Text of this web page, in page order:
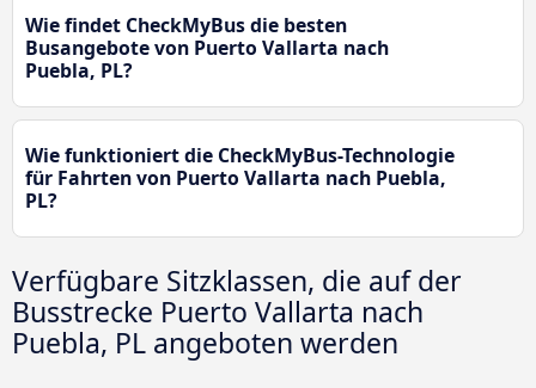
Wie findet CheckMyBus die besten
Busangebote von Puerto Vallarta nach
Puebla, PL?
Wie funktioniert die CheckMyBus-Technologie
für Fahrten von Puerto Vallarta nach Puebla,
PL?
Verfügbare Sitzklassen, die auf der
Busstrecke Puerto Vallarta nach
Puebla, PL angeboten werden